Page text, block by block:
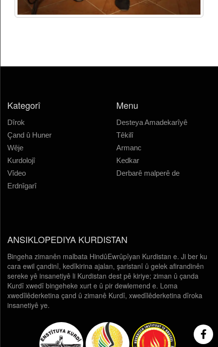
Kategorî
Dîrok
Çand û Huner
Wêje
Kurdolojî
Vîdeo
Erdnîgarî
Menu
Desteya Amadekarîyê
Têkilî
Armanc
Kedkar
Derbarê malperê de
ANSIKLOPEDIYA KURDISTAN
Bingeha zimanên malbata HindûEwrûpîyan Kurdistan e. Ji ber ku
cara ewil çandinî, kedîkirina ajalan, şaristanî û gelek afirandinên
sereke yê insanetiyê li Kurdistan dest pê kiriye; ziman û çanda
Kurdî xwedî bingeheke xurt e û pir dewlemend e. Loma
xwedîlêderketina çand û zimanê Kurdî, xwedîlêderketina dîroka
insanetiyê ye.